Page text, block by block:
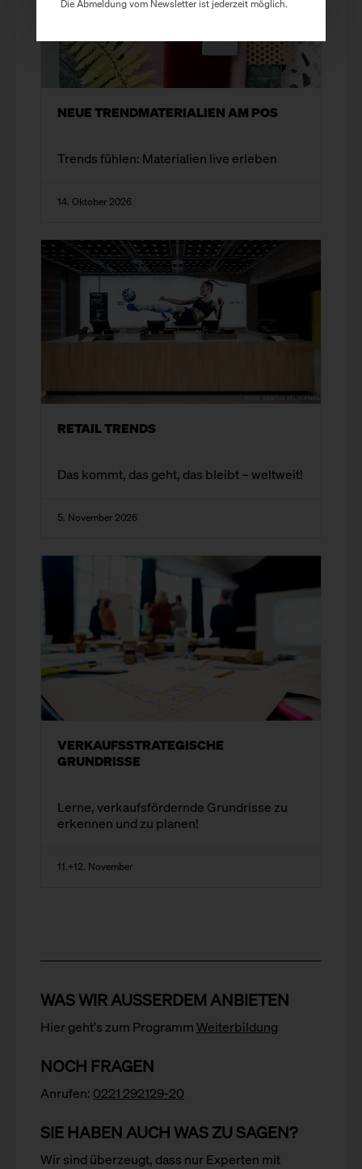
NEUE TRENDMATERIALIEN AM POS
Trends fühlen: Materialien live erleben
14. Oktober 2026
RETAIL TRENDS
Das kommt, das geht, das bleibt – weltweit!​
5. November 2026
VERKAUFSSTRATEGISCHE
GRUNDRISSE
Lerne, verkaufsfördernde Grundrisse zu
erkennen und zu planen!
11.+12. November
WAS WIR AUSSERDEM ANBIETEN
Hier geht's zum ProgrammWeiterbildung
NOCH FRAGEN
Anrufen: 0221 292129-20
SIE HABEN AUCH WAS ZU SAGEN?
Wir sind überzeugt, dass nur Experten mit
Die Abmeldung vom Newsletter ist jederzeit möglich.